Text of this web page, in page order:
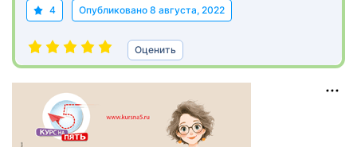
4 Опубликовано 8 августа, 2022
Оценить